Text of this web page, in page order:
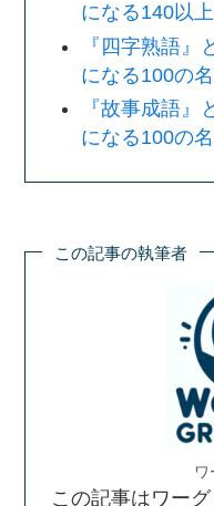
になる140以
『四字熟語』
になる100の
『故事成語』
になる100の
この記事の執筆者
この記事はワー